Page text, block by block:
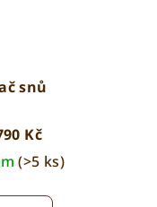
snů
Kč
(>5 ks)